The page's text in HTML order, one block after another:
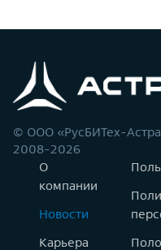
© ООО «РусБИТех-
2008-2026
О
компании
Новости
Карьера